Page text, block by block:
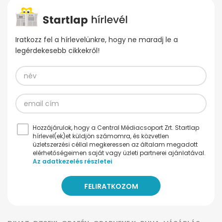
Iratkozz fel a hírlevelünkre, hogy ne maradj le a
legérdekesebb cikkekről!
Hozzájárulok, hogy a Central Médiacsoport Zrt. Startlap
hírlevel(ek)et küldjön számomra, és közvetlen
üzletszerzési céllal megkeressen az általam megadott
elérhetőségeimen saját vagy üzleti partnerei ajánlatával.
Az adatkezelés részletei